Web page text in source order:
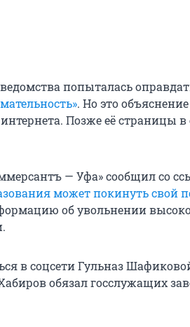
попыталась
. Но это
Позже её страницы в
— Уфа» сообщил со
может покинуть свой
об увольнении
в соцсети Гульназ
обязал госслужащих